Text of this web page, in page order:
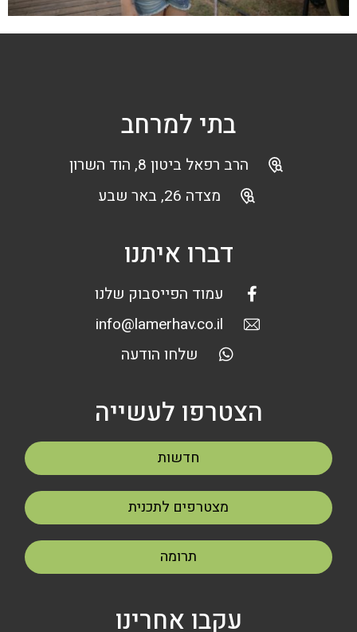
בתי למרחב
הרב רפאל ביטון 8, הוד השרון
מצדה 26, באר שבע
דברו איתנו
עמוד הפייסבוק שלנו
info@lamerhav.co.il
שלחו הודעה
הצטרפו לעשייה
חדשות
מצטרפים לתכנית
תרומה
עקבו אחרינו